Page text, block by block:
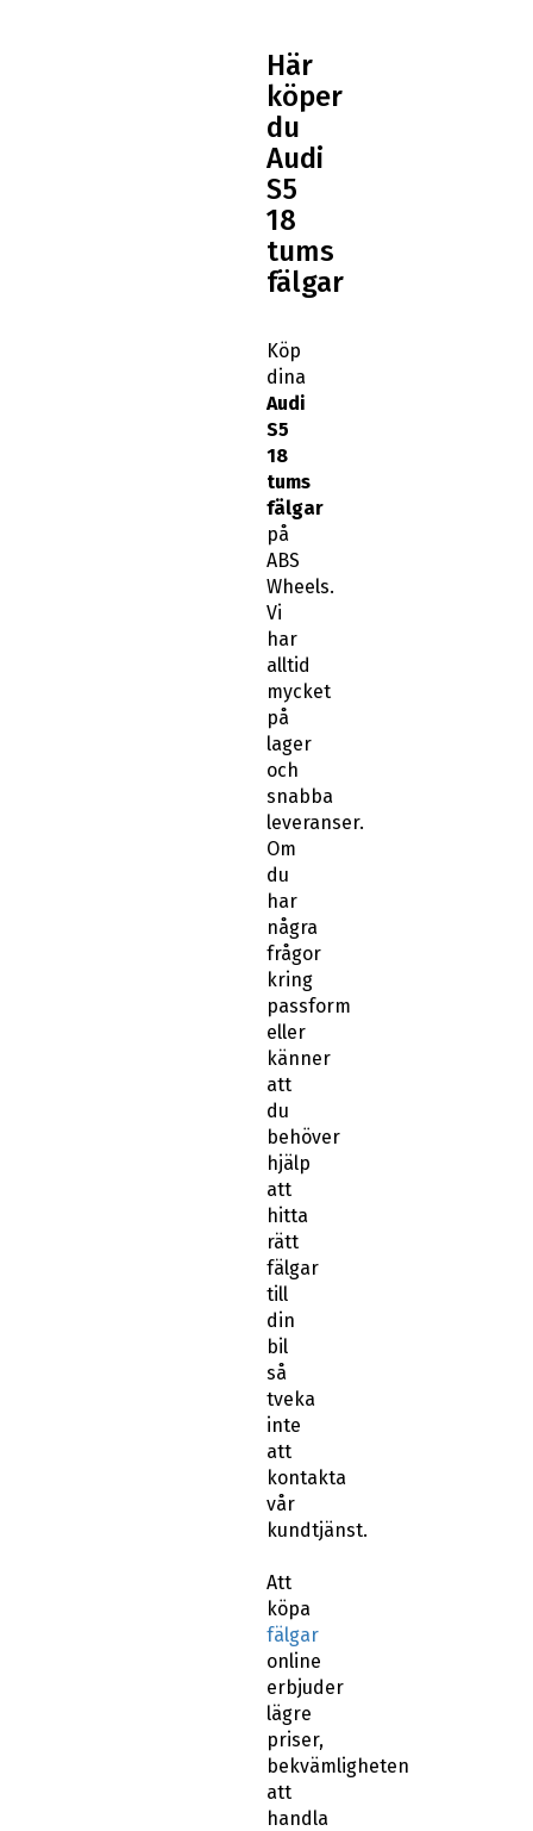
Här
köper
du
Audi
S5
18
tums
fälgar
Köp
dina
Audi
S5
18
tums
fälgar
på
ABS
Wheels.
Vi
har
alltid
mycket
på
lager
och
snabba
leveranser.
Om
du
har
några
frågor
kring
passform
eller
känner
att
du
behöver
hjälp
att
hitta
rätt
fälgar
till
din
bil
så
tveka
inte
att
kontakta
vår
kundtjänst.
Att
köpa
fälgar
online
erbjuder
lägre
priser,
bekvämligheten
att
handla